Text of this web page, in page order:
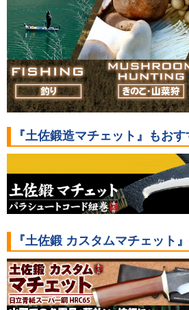
『土佐鍛造マチェット』もおす
『土佐鍛 カスタムマチェット